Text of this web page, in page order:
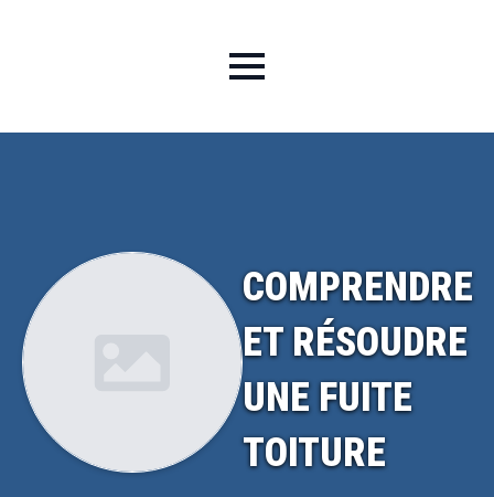
COMPRENDRE
ET RÉSOUDRE
UNE FUITE
TOITURE